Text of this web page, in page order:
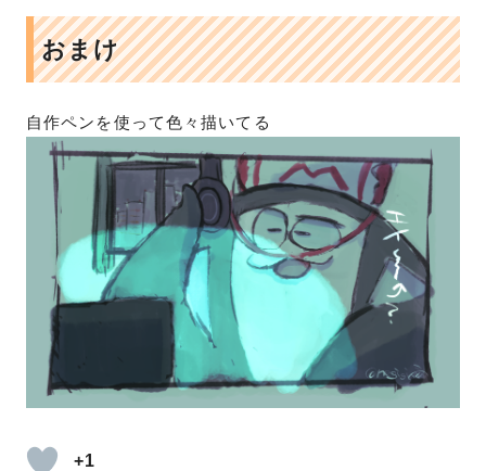
おまけ
自作ペンを使って色々描いてる
+1